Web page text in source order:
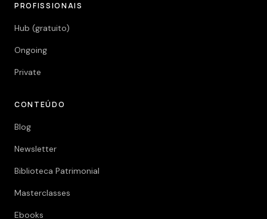
PROFISSIONAIS
Hub (gratuito)
Ongoing
Private
CONTEÚDO
Blog
Newsletter
Biblioteca Patrimonial
Masterclasses
Ebooks